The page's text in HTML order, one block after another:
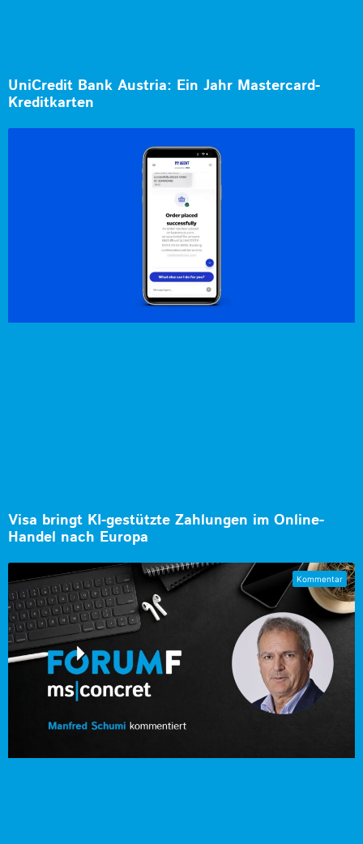
UniCredit Bank Austria: Ein Jahr Mastercard-
Kreditkarten
Visa bringt KI-gestützte Zahlungen im Online-
Handel nach Europa